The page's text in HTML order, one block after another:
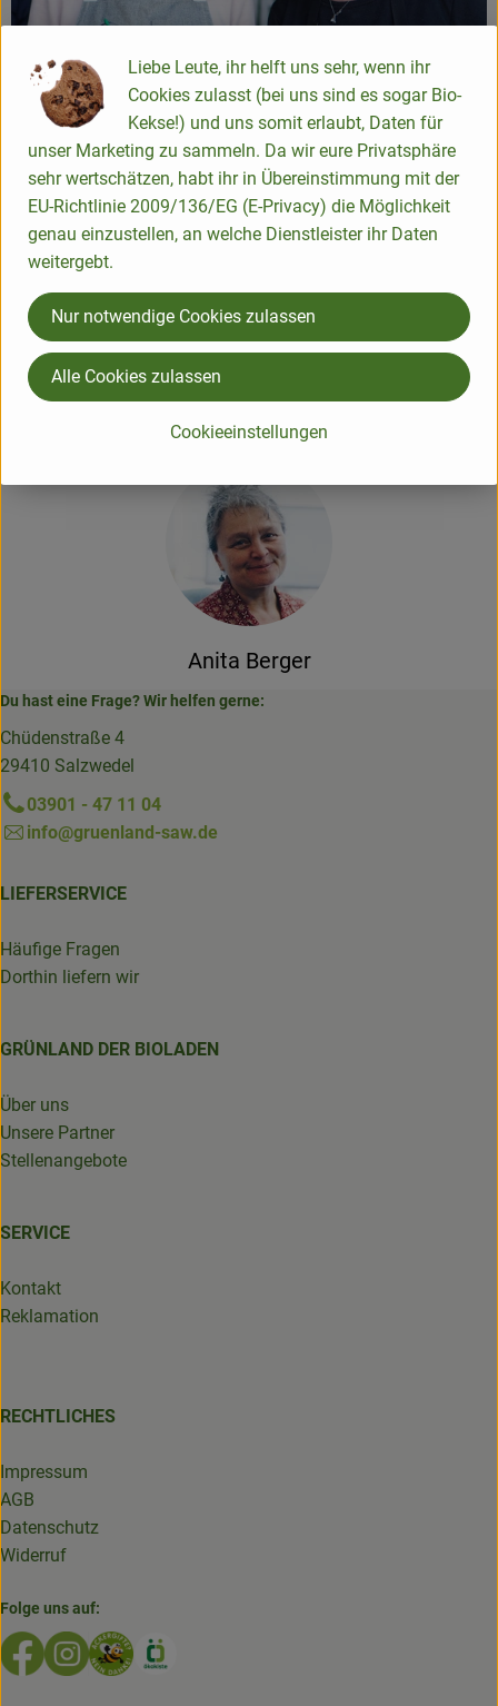
von den Grünländern und Anita
Anita Berger
Du hast eine Frage? Wir helfen gerne:
Chüdenstraße 4
29410 Salzwedel
03901 - 47 11 04
info@gruenland-saw.de
LIEFERSERVICE
Häufige Fragen
Dorthin liefern wir
GRÜNLAND DER BIOLADEN
Über uns
Unsere Partner
Stellenangebote
SERVICE
Kontakt
Reklamation
RECHTLICHES
Impressum
AGB
Datenschutz
Widerruf
Folge uns auf:
Externer Link zu https://www.facebook.com/
Externer Link zu https://www.instagram.com/
Externer Link zu https://www.bioladen-
Liebe Leute, ihr helft uns sehr, wenn ihr
Cookies zulasst (bei uns sind es sogar Bio-
Kekse!) und uns somit erlaubt, Daten für
unser Marketing zu sammeln. Da wir eure Privatsphäre
sehr wertschätzen, habt ihr in Übereinstimmung mit der
EU-Richtlinie 2009/136/EG (E-Privacy) die Möglichkeit
genau einzustellen, an welche Dienstleister ihr Daten
weitergebt.
Cookieeinstellungen
Nur notwendige Cookies zulassen
Alle Cookies zulassen